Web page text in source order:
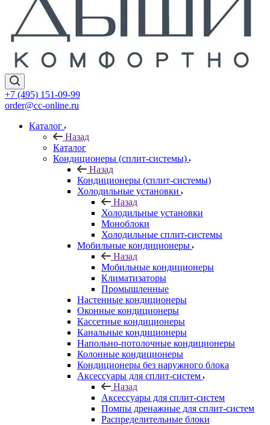
+7 (495) 151-09-99
order@cc-online.ru
Каталог
Назад
Каталог
Кондиционеры (сплит-системы)
Назад
Кондиционеры (сплит-системы)
Холодильные установки
Назад
Холодильные установки
Моноблоки
Холодильные сплит-системы
Мобильные кондиционеры
Назад
Мобильные кондиционеры
Климатизаторы
Промышленные
Настенные кондиционеры
Оконные кондиционеры
Кассетные кондиционеры
Канальные кондиционеры
Напольно-потолочные кондиционеры
Колонные кондиционеры
Кондиционеры без наружного блока
Аксессуары для сплит-систем
Назад
Аксессуары для сплит-систем
Помпы дренажные для сплит-систем
Распределительные блоки